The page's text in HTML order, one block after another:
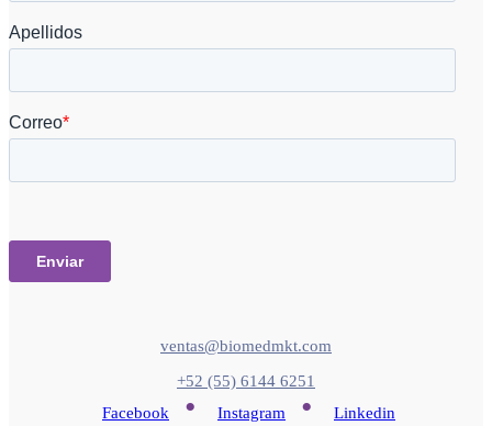
ventas@biomedmkt.com
+52 (55) 6144 6251
Facebook
• Instagram • Linkedin